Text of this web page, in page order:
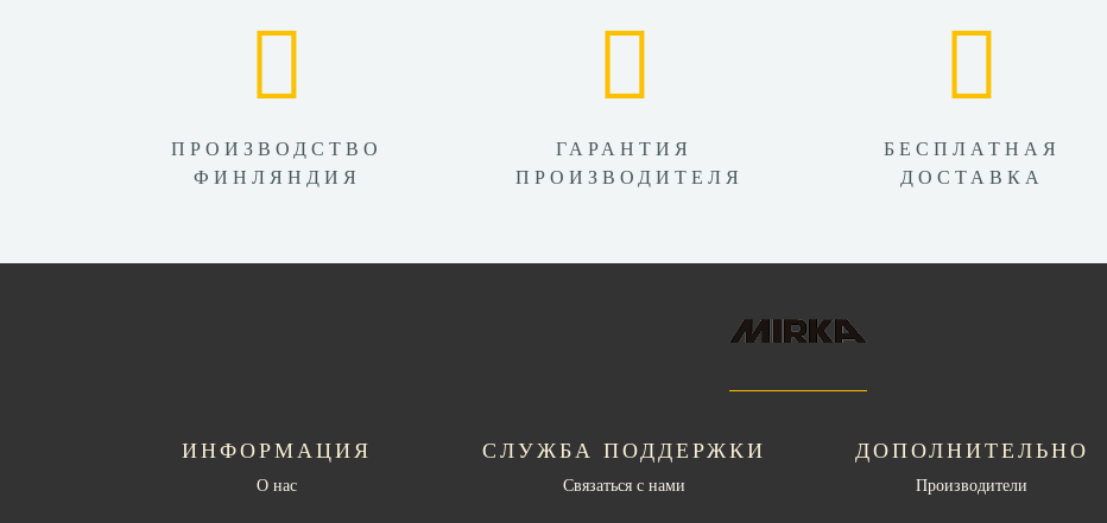
ПРОИЗВОДСТВО
ФИНЛЯНДИЯ
ГАРАНТИЯ
ПРОИЗВОДИТЕЛЯ
БЕСПЛАТНАЯ
ДОСТАВКА
ИНФОРМАЦИЯ
О нас
СЛУЖБА ПОДДЕРЖКИ
Связаться с нами
ДОПОЛНИТЕЛЬНО
Производители